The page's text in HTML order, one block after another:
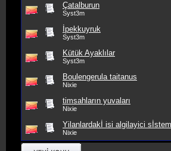
Çatalburun
Syst3m
İpekkuyruk
Syst3m
Kütük Ayaklılar
Syst3m
Boulengerula taitanus
Nixie
timsahların yuvaları
Nixie
Yilanlardakİ isi algilayici sİstem
Nixie